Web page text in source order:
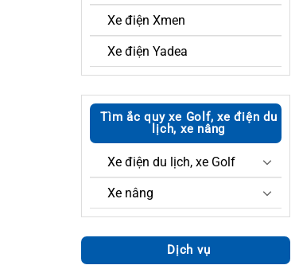
Xe điện Xmen
Xe điện Yadea
Tìm ắc quy xe Golf, xe điện du
lịch, xe nâng
Xe điện du lịch, xe Golf
Xe nâng
Dịch vụ